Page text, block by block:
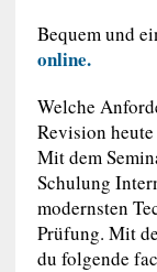
Bequem und
online.
Welche
Revision
Mit dem
Schulung
modernsten
Prüfung. Mit
du folgende